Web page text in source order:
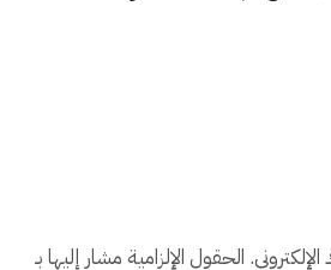
الحقول الإلزامية مشار إليها بـ